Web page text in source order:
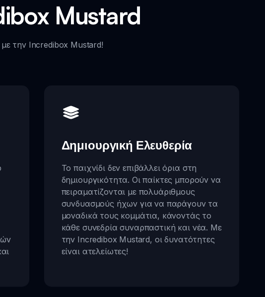
Mustard
με την Incredibox Mustard!
Δημιουργική Ελευθερία
Το παιχνίδι δεν επιβάλλει όρια στη
δημιουργικότητα. Οι παίκτες μπορούν να
πειραματίζονται με πολυάριθμους
συνδυασμούς ήχων για να παράγουν τα
μοναδικά τους κομμάτια, κάνοντάς το
κάθε συνεδρία συναρπαστική και νέα. Με
την Incredibox Mustard, οι δυνατότητες
είναι ατελείωτες!